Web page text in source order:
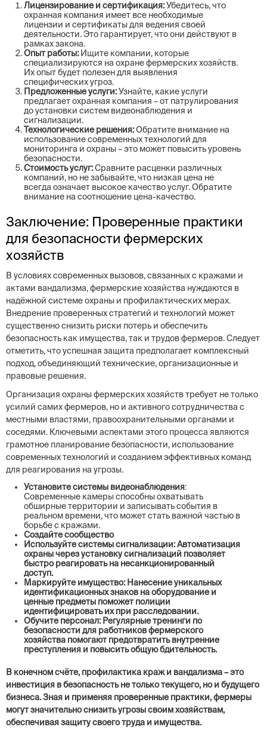
Лицензирование и сертификация:Убедитесь, что
охранная компания имеет все необходимые
лицензии и сертификаты для ведения своей
деятельности. Это гарантирует, что они действуют в
рамках закона.
Опыт работы: Ищите компании, которые
специализируются на охране фермерских хозяйств.
Их опыт будет полезен для выявления
специфических угроз.
Предложенные услуги:Узнайте, какие услуги
предлагает охранная компания – от патрулирования
до установки систем видеонаблюдения и
сигнализации.
Технологические решения:Обратите внимание на
использование современных технологий для
мониторинга и охраны – это может повысить уровень
безопасности.
Стоимость услуг:Сравните расценки различных
компаний, но не забывайте, что низкая цена не
всегда означает высокое качество услуг. Обратите
внимание на соотношение цена-качество.
Заключение: Проверенные практики
для безопасности фермерских
хозяйств
В условиях современных вызовов, связанных с кражами и
актами вандализма, фермерские хозяйства нуждаются в
надёжной системе охраны и профилактических мерах.
Внедрение проверенных стратегий и технологий может
существенно снизить риски потерь и обеспечить
безопасность как имущества, так и трудов фермеров. Следует
отметить, что успешная защита предполагает комплексный
подход, объединяющий технические, организационные и
правовые решения.
Организация охраны фермерских хозяйств требует не только
усилий самих фермеров, но и активного сотрудничества с
местными властями, правоохранительными органами и
соседями. Ключевыми аспектами этого процесса являются
грамотное планирование безопасности, использование
современных технологий и созданием эффективных команд
для реагирования на угрозы.
Установите системы видеонаблюдения:
Современные камеры способны охватывать
обширные территории и записывать события в
реальном времени, что может стать важной частью в
борьбе с кражами.
Создайте сообщество
Используйте системы сигнализации: Автоматизация
охраны через установку сигнализаций позволяет
быстро реагировать на несанкционированный
доступ.
Маркируйте имущество: Нанесение уникальных
идентификационных знаков на оборудование и
ценные предметы поможет полиции
идентифицировать их при расследовании.
Обучите персонал: Регулярные тренинги по
безопасности для работников фермерского
хозяйства помогают предотвратить внутренние
преступления и повысить общую бдительность.
В конечном счёте, профилактика краж и вандализма – это
инвестиция в безопасность не только текущего, но и будущего
бизнеса. Зная и применяя проверенные практики, фермеры
могут значительно снизить угрозы своим хозяйствам,
обеспечивая защиту своего труда и имущества.